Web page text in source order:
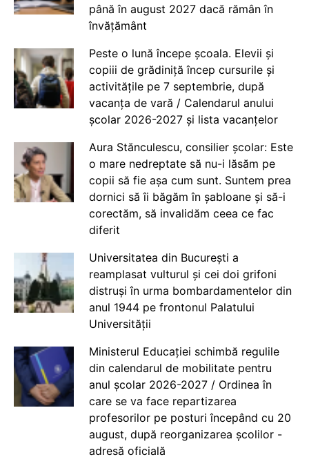
până în august 2027 dacă rămân în
învățământ
Peste o lună începe școala. Elevii și
copiii de grădiniță încep cursurile și
activitățile pe 7 septembrie, după
vacanța de vară / Calendarul anului
școlar 2026-2027 și lista vacanțelor
Aura Stănculescu, consilier școlar: Este
o mare nedreptate să nu-i lăsăm pe
copii să fie așa cum sunt. Suntem prea
dornici să îi băgăm în șabloane și să-i
corectăm, să invalidăm ceea ce fac
diferit
Universitatea din București a
reamplasat vulturul și cei doi grifoni
distruși în urma bombardamentelor din
anul 1944 pe frontonul Palatului
Universității
Ministerul Educației schimbă regulile
din calendarul de mobilitate pentru
anul școlar 2026-2027 / Ordinea în
care se va face repartizarea
profesorilor pe posturi începând cu 20
august, după reorganizarea școlilor -
adresă oficială